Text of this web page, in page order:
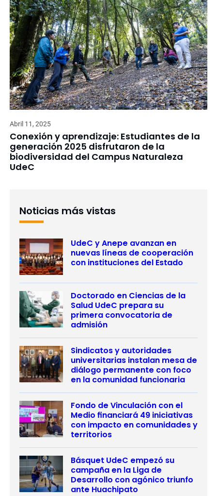
Abril 11, 2025
Conexión y aprendizaje: Estudiantes de la
generación 2025 disfrutaron de la
biodiversidad del Campus Naturaleza
UdeC
Noticias más vistas
UdeC y Anepe avanzan en
nuevas líneas de cooperación
con instituciones del Estado
Doctorado en Ciencias de la
Salud UdeC prepara su
primera convocatoria de
admisión
Sindicatos y autoridades
universitarias instalan mesa de
diálogo permanente con foco
en la comunidad funcionaria
Fondo de Vinculación con el
Medio financiará 49 iniciativas
con impacto en comunidades y
territorios
Básquet UdeC empezó su
campaña en la Liga de
Desarrollo con agónico triunfo
ante Huachipato